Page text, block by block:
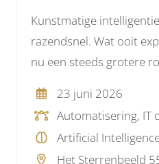
Kunstmatige
razendsnel. Wat ooit
nu een steeds grotere
uitdagingen met zich
veiligheid en wetgeving.
23 juni 2026
Automatisering, IT